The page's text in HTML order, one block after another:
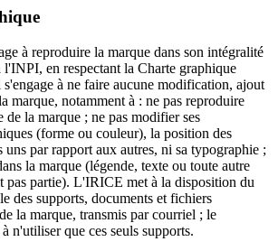
à reproduire la marque dans son intégralité
l'INPI, en respectant la Charte graphique
à ne faire aucune modification, ajout
marque, notamment à : ne pas reproduire
de la marque ; ne pas modifier ses
(forme ou couleur), la position des
uns par rapport aux autres, ni sa typographie ;
la marque (légende, texte ou toute autre
pas partie). L'IRICE met à la disposition du
des supports, documents et fichiers
la marque, transmis par courriel ; le
n'utiliser que ces seuls supports.